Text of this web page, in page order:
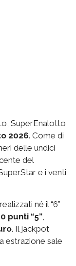
SuperEnalotto
2026. Come di
delle undici
del
e i venti
né il “6”
punti “5”
. Il jackpot
estrazione sale